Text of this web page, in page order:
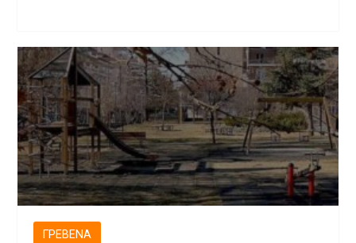
ΓΡΕΒΕΝΆ